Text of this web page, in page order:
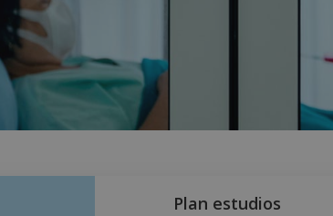
Plan estudios